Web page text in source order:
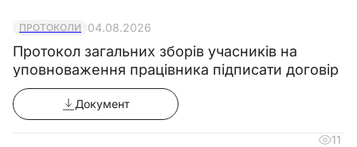
ПРОТОКОЛИ 04.08.2026
Протокол загальних зборів учасників на
уповноваження працівника підписати договір
Документ
11